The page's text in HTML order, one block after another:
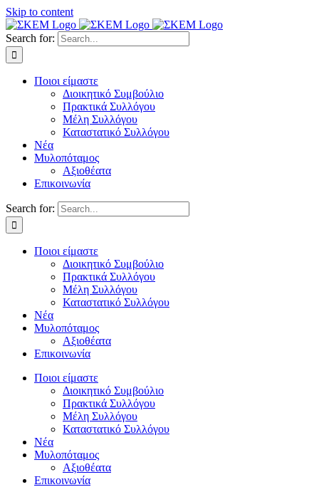
Skip to content
Search for:
Ποιοι είμαστε
Διοικητικό Συμβούλιο
Πρακτικά Συλλόγου
Μέλη Συλλόγου
Καταστατικό Συλλόγου
Νέα
Μυλοπόταμος
Αξιοθέατα
Επικοινωνία
Search for:
Ποιοι είμαστε
Διοικητικό Συμβούλιο
Πρακτικά Συλλόγου
Μέλη Συλλόγου
Καταστατικό Συλλόγου
Νέα
Μυλοπόταμος
Αξιοθέατα
Επικοινωνία
Ποιοι είμαστε
Διοικητικό Συμβούλιο
Πρακτικά Συλλόγου
Μέλη Συλλόγου
Καταστατικό Συλλόγου
Νέα
Μυλοπόταμος
Αξιοθέατα
Επικοινωνία